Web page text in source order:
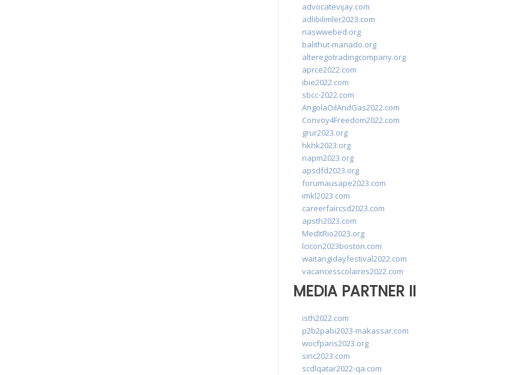
advocatevijay.com
adlibilimler2023.com
naswwebed.org
balithut-manado.org
alteregotradingcompany.org
aprce2022.com
ibie2022.com
sbcc-2022.com
AngolaOilAndGas2022.com
Convoy4Freedom2022.com
grur2023.org
hkhk2023.org
napm2023.org
apsdfd2023.org
forumausape2023.com
imkl2023.com
careerfaircsd2023.com
apsth2023.com
MedItRio2023.org
lcicon2023boston.com
waitangidayfestival2022.com
vacancesscolaires2022.com
MEDIA PARTNER II
isth2022.com
p2b2pabi2023-makassar.com
wocfparis2023.org
sinc2023.com
scdlqatar2022-qa.com